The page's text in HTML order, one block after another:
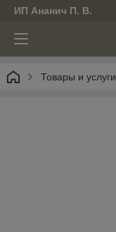
ИП Ананич П. В.
Товары и услуги